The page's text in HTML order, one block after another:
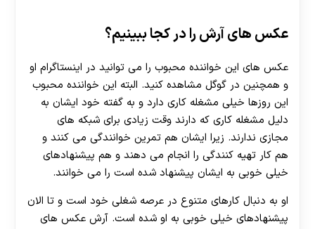
عکس های آرش را در کجا ببینیم؟
عکس های این خواننده محبوب را می توانید در اینستاگرام او
و همچنین در گوگل مشاهده کنید. البته این خواننده محبوب
این روزها خیلی مشغله کاری دارد و به گفته خود ایشان به
دلیل مشغله کاری که دارند وقت زیادی برای شبکه های
مجازی ندارند. زیرا ایشان هم تمرین خوانندگی می کنند و
هم کار تهیه کنندگی را انجام می دهند و هم پیشنهادهای
خیلی خوبی به ایشان پیشنهاد شده است را می خوانند.
او به دنبال کارهای متنوع در عرصه شغلی خود است و تا الان
پیشنهادهای خیلی خوبی به او شده است. آرش عکس های